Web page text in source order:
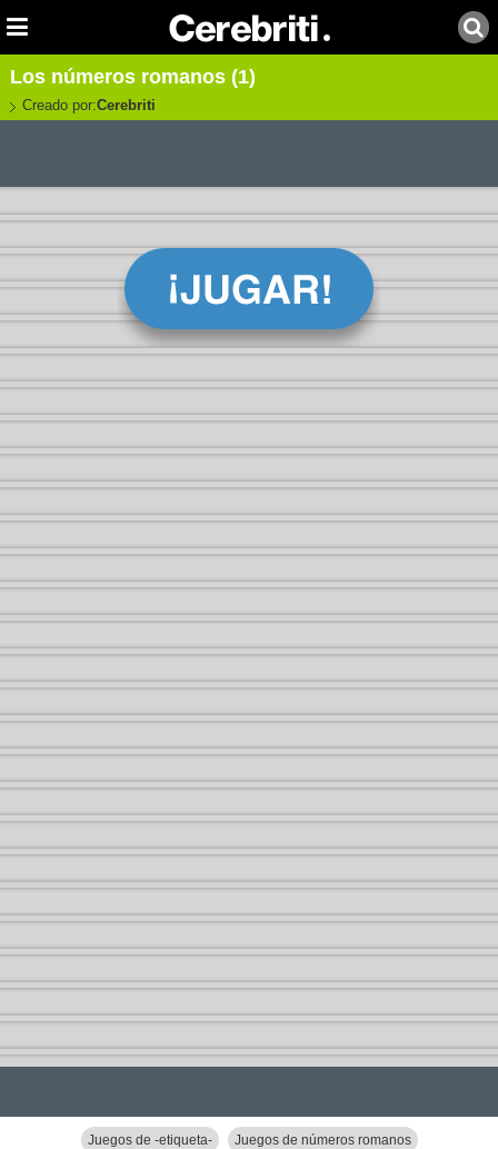
Los números romanos (1)
Creado por:Cerebriti
Juegos de -etiqueta- Juegos de números romanos